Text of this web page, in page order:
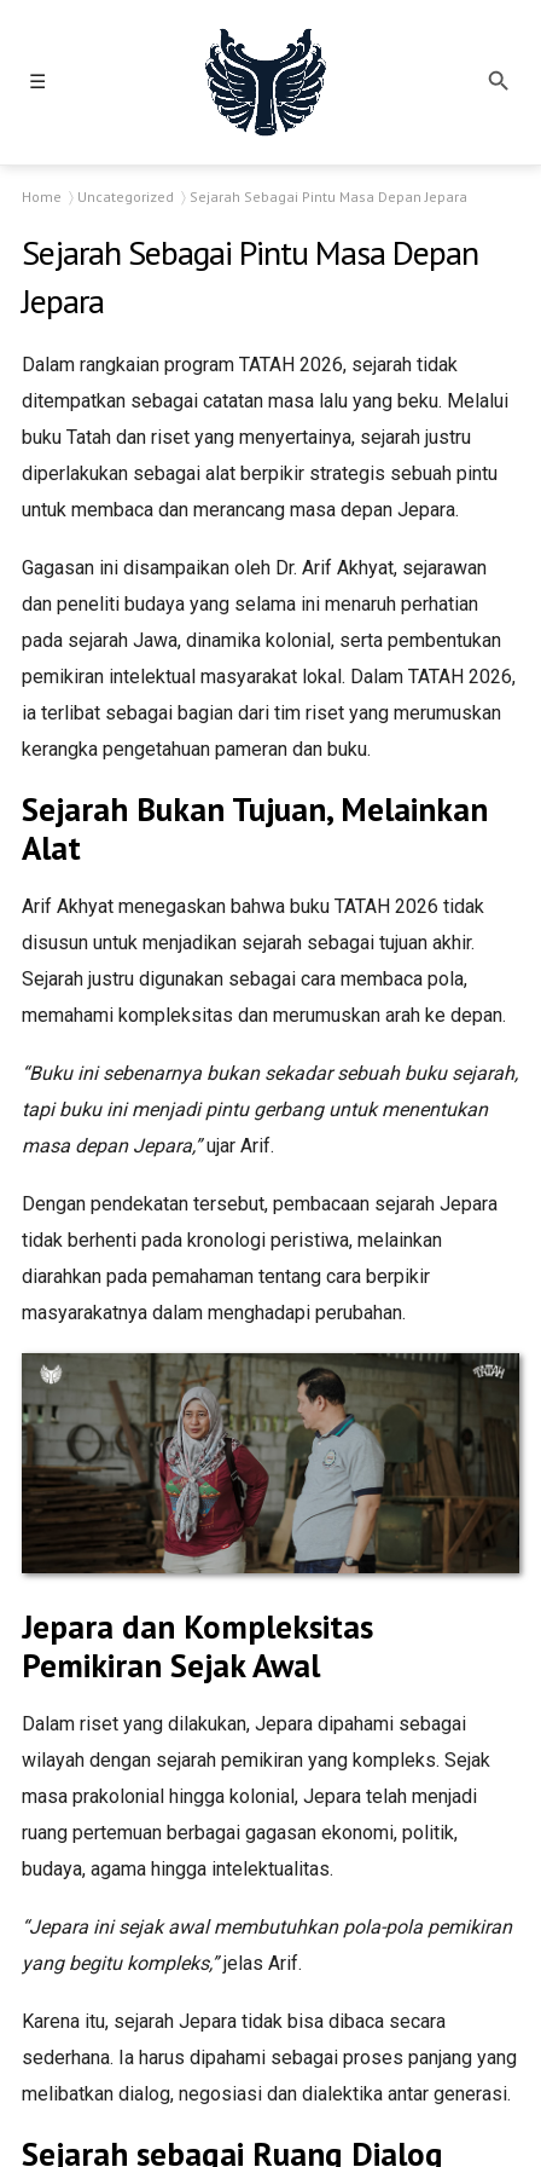
☰
Home Uncategorized Sejarah Sebagai Pintu Masa Depan Jepara
Sejarah Sebagai Pintu Masa Depan
Jepara
Dalam rangkaian program TATAH 2026, sejarah tidak
ditempatkan sebagai catatan masa lalu yang beku. Melalui
buku Tatah dan riset yang menyertainya, sejarah justru
diperlakukan sebagai alat berpikir strategis sebuah pintu
untuk membaca dan merancang masa depan Jepara.
Gagasan ini disampaikan oleh Dr. Arif Akhyat, sejarawan
dan peneliti budaya yang selama ini menaruh perhatian
pada sejarah Jawa, dinamika kolonial, serta pembentukan
pemikiran intelektual masyarakat lokal. Dalam TATAH 2026,
ia terlibat sebagai bagian dari tim riset yang merumuskan
kerangka pengetahuan pameran dan buku.
Sejarah Bukan Tujuan, Melainkan
Alat
Arif Akhyat menegaskan bahwa buku TATAH 2026 tidak
disusun untuk menjadikan sejarah sebagai tujuan akhir.
Sejarah justru digunakan sebagai cara membaca pola,
memahami kompleksitas dan merumuskan arah ke depan.
“Buku ini sebenarnya bukan sekadar sebuah buku sejarah,
tapi buku ini menjadi pintu gerbang untuk menentukan
masa depan Jepara,”ujar Arif.
Dengan pendekatan tersebut, pembacaan sejarah Jepara
tidak berhenti pada kronologi peristiwa, melainkan
diarahkan pada pemahaman tentang cara berpikir
masyarakatnya dalam menghadapi perubahan.
Jepara dan Kompleksitas
Pemikiran Sejak Awal
Dalam riset yang dilakukan, Jepara dipahami sebagai
wilayah dengan sejarah pemikiran yang kompleks. Sejak
masa prakolonial hingga kolonial, Jepara telah menjadi
ruang pertemuan berbagai gagasan ekonomi, politik,
budaya, agama hingga intelektualitas.
“Jepara ini sejak awal membutuhkan pola-pola pemikiran
yang begitu kompleks,”jelas Arif.
Karena itu, sejarah Jepara tidak bisa dibaca secara
sederhana. Ia harus dipahami sebagai proses panjang yang
melibatkan dialog, negosiasi dan dialektika antar generasi.
Sejarah sebagai Ruang Dialog